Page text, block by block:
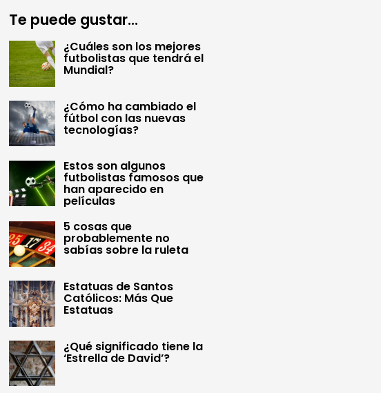
Te puede gustar...
¿Cuáles son los mejores
futbolistas que tendrá el
Mundial?
¿Cómo ha cambiado el
fútbol con las nuevas
tecnologías?
Estos son algunos
futbolistas famosos que
han aparecido en
películas
5 cosas que
probablemente no
sabías sobre la ruleta
Estatuas de Santos
Católicos: Más Que
Estatuas
¿Qué significado tiene la
‘Estrella de David’?